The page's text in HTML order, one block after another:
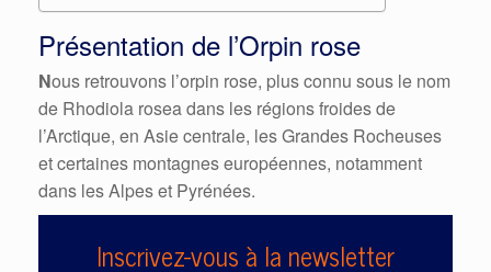
Présentation de l’Orpin rose
Nous retrouvons l’orpin rose, plus connu sous le nom
de Rhodiola rosea dans les régions froides de
l’Arctique, en Asie centrale, les Grandes Rocheuses
et certaines montagnes européennes, notamment
dans les Alpes et Pyrénées.
Inscrivez-vous à la newsletter